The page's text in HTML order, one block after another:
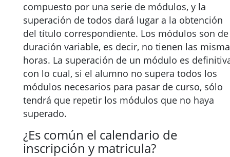
compuesto por una serie de módulos, y la
superación de todos dará lugar a la obtención
del título correspondiente. Los módulos son de
duración variable, es decir, no tienen las
horas. La superación de un módulo es
con lo cual, si el alumno no supera todos los
módulos necesarios para pasar de curso, sólo
tendrá que repetir los módulos que no haya
superado.
¿Es común el calendario de
inscripción y matricula?